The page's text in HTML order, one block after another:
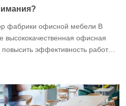
фабрики офисной мебели В
офисная
эффективность работы
фабрику офисной
учитывать множество
о некоторых ключевых